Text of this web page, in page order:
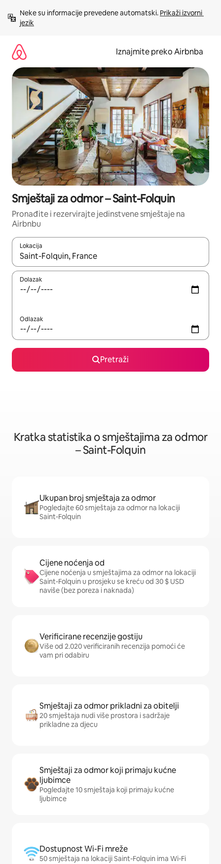
sadržaj
Neke su informacije prevedene automatski. Prikaži izvorni
jezik
Iznajmite preko Airbnba
Smještaji za odmor – Saint-Folquin
Pronađite i rezervirajte jedinstvene smještaje na
Airbnbu
Lokacija
Kada budu dostupni rezultati, moći ćete ih pregledati
Dolazak
Odlazak
Pretraži
Kratka statistika o smještajima za odmor
– Saint-Folquin
Ukupan broj smještaja za odmor
Pogledajte 60 smještaja za odmor na lokaciji
Saint-Folquin
Cijene noćenja od
Cijene noćenja u smještajima za odmor na lokaciji
Saint-Folquin u prosjeku se kreću od 30 $ USD
naviše (bez poreza i naknada)
Verificirane recenzije gostiju
Više od 2.020 verificiranih recenzija pomoći će
vam pri odabiru
Smještaji za odmor prikladni za obitelji
20 smještaja nudi više prostora i sadržaje
prikladne za djecu
Smještaji za odmor koji primaju kućne
ljubimce
Pogledajte 10 smještaja koji primaju kućne
ljubimce
Dostupnost Wi-Fi mreže
50 smještaja na lokaciji Saint-Folquin ima Wi-Fi